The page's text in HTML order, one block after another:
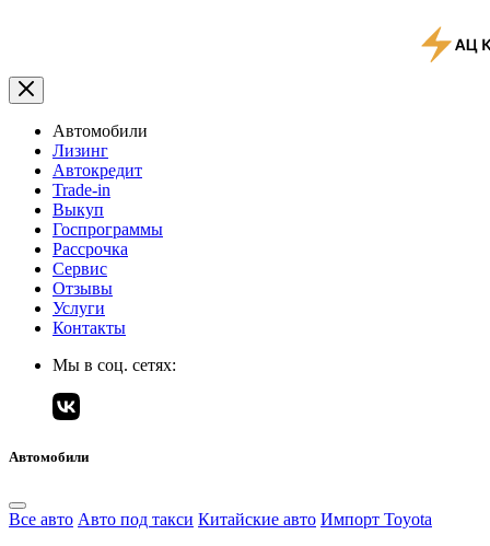
Автомобили
Лизинг
Автокредит
Trade-in
Выкуп
Госпрограммы
Рассрочка
Сервис
Отзывы
Услуги
Контакты
Мы в соц. сетях:
Автомобили
Все авто Авто под такси Китайские авто Импорт Toyota